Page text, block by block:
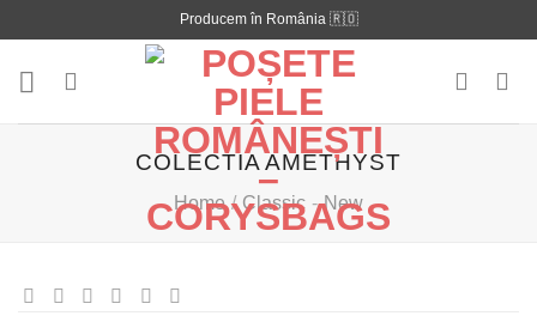
to
content
Producem în România 🇷🇴
COLECTIA AMETHYST
Home / Classic - New